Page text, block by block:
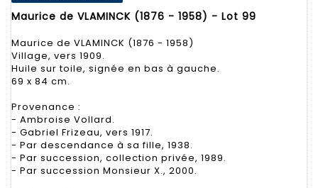
Maurice de VLAMINCK (1876 - 1958) - Lot 99
Maurice de VLAMINCK (1876 - 1958)
Village, vers 1909.
Huile sur toile, signée en bas à gauche.
69 x 84 cm.
Provenance :
- Ambroise Vollard.
- Gabriel Frizeau, vers 1917.
- Par descendance à sa fille, 1938.
- Par succession, collection privée, 1989.
- Par succession Monsieur X., 2000.